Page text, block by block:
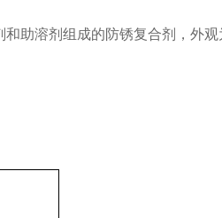
助溶剂组成的防锈复合剂，外